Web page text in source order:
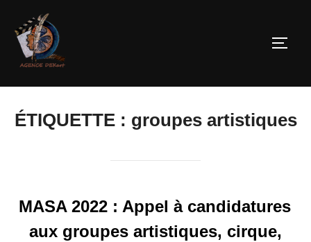
ÉTIQUETTE : groupes artistiques
MASA 2022 : Appel à candidatures
aux groupes artistiques, cirque,